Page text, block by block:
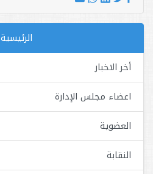
الرئيسية
أخر الاخبار
اعضاء مجلس الإدارة
العضوية
النقابة